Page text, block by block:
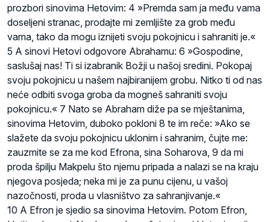
prozbori sinovima Hetovim: 4 »Premda sam ja među vama
doseljeni stranac, prodajte mi zemljište za grob među
vama, tako da mogu iznijeti svoju pokojnicu i sahraniti je.«
5 A sinovi Hetovi odgovore Abrahamu: 6 »Gospodine,
saslušaj nas! Ti si izabranik Božji u našoj sredini. Pokopaj
svoju pokojnicu u našem najbiranijem grobu. Nitko ti od nas
neće odbiti svoga groba da mogneš sahraniti svoju
pokojnicu.« 7 Nato se Abraham diže pa se mještanima,
sinovima Hetovim, duboko pokloni 8 te im reče: »Ako se
slažete da svoju pokojnicu uklonim i sahranim, čujte me:
zauzmite se za me kod Efrona, sina Soharova, 9 da mi
proda špilju Makpelu što njemu pripada a nalazi se na kraju
njegova posjeda; neka mi je za punu cijenu, u vašoj
nazočnosti, proda u vlasništvo za sahranjivanje.«
10 A Efron je sjedio sa sinovima Hetovim. Potom Efron,